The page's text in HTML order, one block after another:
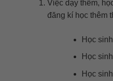
Việc dạy thêm,
đăng kí học thêm
Học
Học
Học